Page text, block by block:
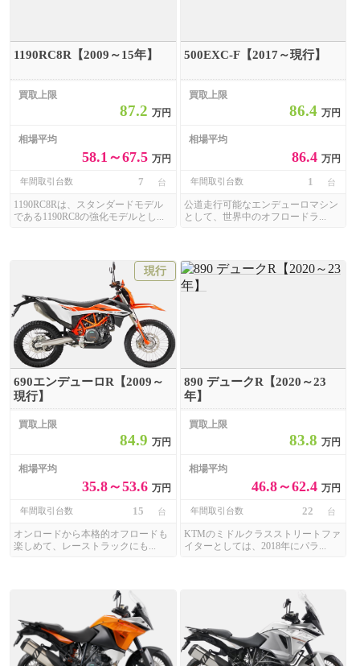
1190RC8R【2009～15年】
買取上限
87.2 万円
相場平均
58.1～67.5 万円
年間取引台数 7 台
1190RC8Rは、スタンダードモデル
である1190RC8の強化モデルとし...
500EXC-F【2017～現行】
買取上限
86.4万円
相場平均
86.4万円
年間取引台数 1 台
公道走行可能なエンデューロマシン
として、世界中のオフロードラ...
現行
690エンデューロR【2009～
現行】
買取上限
84.9 万円
相場平均
35.8～53.6 万円
年間取引台数 15 台
オンロードから本格的オフロードも
楽しめて、レーストラックにも...
890 デュークR【2020～23
年】
買取上限
83.8万円
相場平均
46.8～62.4万円
年間取引台数 22 台
KTMのミドルクラスストリートファ
イターとしては、2018年にパラ...